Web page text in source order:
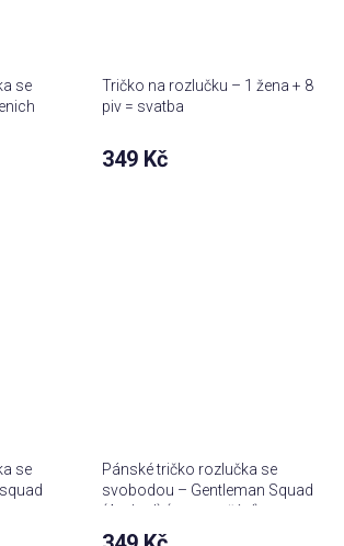
se
Tričko na rozlučku – 1 žena + 8
piv = svatba
349 Kč
se
Pánské tričko rozlučka se
svobodou – Gentleman Squad
(Arched) (text na přání)